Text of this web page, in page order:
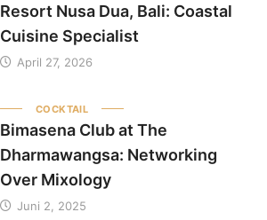
Resort Nusa Dua, Bali: Coastal
Cuisine Specialist
April 27, 2026
COCKTAIL
Bimasena Club at The
Dharmawangsa: Networking
Over Mixology
Juni 2, 2025